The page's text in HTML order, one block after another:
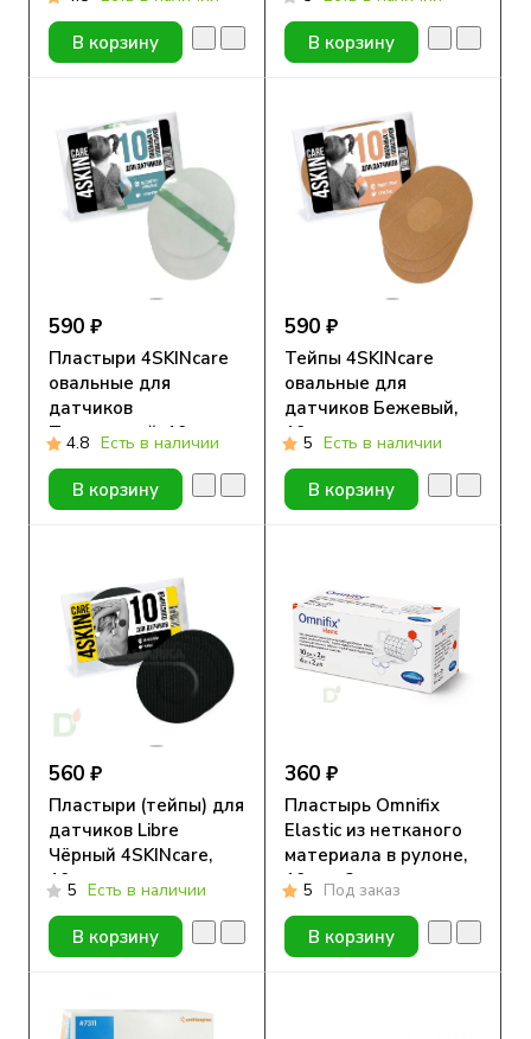
В корзину В корзину
590 ₽
Пластыри 4SKINcare
овальные для
датчиков
Прозрачный, 10 шт
4.8 Есть в наличии
В корзину
590 ₽
Тейпы 4SKINcare
овальные для
датчиков Бежевый,
10 шт
5 Есть в наличии
В корзину
560 ₽
Пластыри (тейпы) для
датчиков Libre
Чёрный 4SKINcare,
10шт
5 Есть в наличии
В корзину
360 ₽
Пластырь Omnifix
Elastic из нетканого
материала в рулоне,
10cм x 2м
5 Под заказ
В корзину